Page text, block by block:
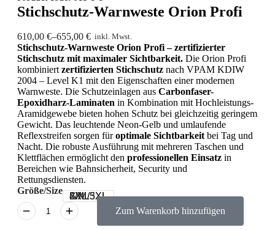
Stichschutz-Warnweste Orion Profi
610,00 €–655,00 € inkl. Mwst.
Stichschutz-Warnweste Orion Profi – zertifizierter
Stichschutz mit maximaler Sichtbarkeit. Die Orion Profi
kombiniert zertifizierten Stichschutz nach VPAM KDIW
2004 – Level K1 mit den Eigenschaften einer modernen
Warnweste. Die Schutzeinlagen aus Carbonfaser-
Epoxidharz-Laminaten in Kombination mit Hochleistungs-
Aramidgewebe bieten hohen Schutz bei gleichzeitig geringem
Gewicht. Das leuchtende Neon-Gelb und umlaufende
Reflexstreifen sorgen füroptimale Sichtbarkeit bei Tag und
Nacht. Die robuste Ausführung mit mehreren Taschen und
Klettflächen ermöglicht den professionellen Einsatz in
Bereichen wie Bahnsicherheit, Security und
Rettungsdiensten.
Größe/Size
S/M
L/XL
2XL/3XL
4XL/5XL
Zum Warenkorb hinzufügen